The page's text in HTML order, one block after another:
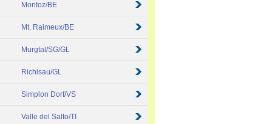
Montoz/BE
Mt. Raimeux/BE
Murgtal/SG/GL
Richisau/GL
Simplon Dorf/VS
Valle del Salto/TI